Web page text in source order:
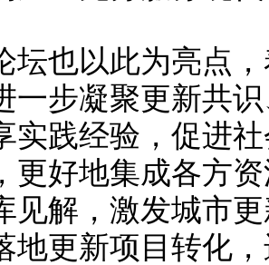
也以此为亮点，
一步凝聚更新共
实践经验，促进
更好地集成各方
见解，激发城市
地更新项目转化